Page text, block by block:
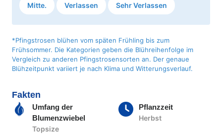
Mitte. Verlassen Sehr Verlassen
*Pfingstrosen blühen vom späten Frühling bis zum
Frühsommer. Die Kategorien geben die Blühreihenfolge im
Vergleich zu anderen Pfingstrosensorten an. Der genaue
Blühzeitpunkt variiert je nach Klima und Witterungsverlauf.
Fakten
Umfang der
Blumenzwiebel
Topsize
Pflanzzeit
Herbst